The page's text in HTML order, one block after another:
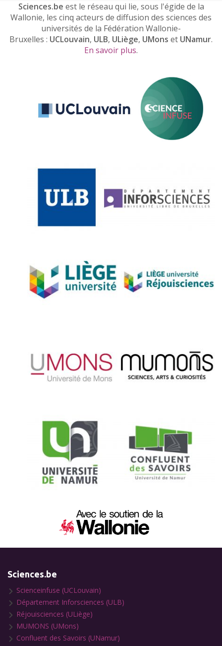
Sciences.be est le réseau qui lie, sous l'égide de la
Wallonie, les cinq acteurs de diffusion des sciences des
universités de la Fédération Wallonie-
Bruxelles : UCLouvain, ULB, ULiège, UMons et UNamur.
En savoir plus.
Sciences.be
Scienceinfuse (UCLouvain)
Département Inforsciences (ULB)
Réjouisciences (ULiège)
MUMONS (UMons)
Confluent des Savoirs (UNamur)